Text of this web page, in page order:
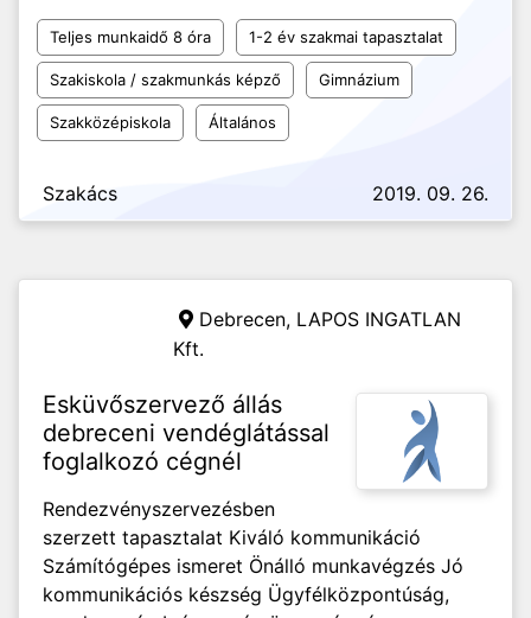
Teljes munkaidő 8 óra 1-2 év szakmai tapasztalat
Szakiskola / szakmunkás képző Gimnázium
Szakközépiskola Általános
Szakács 2019. 09. 26.
Debrecen, LAPOS INGATLAN
Kft.
Esküvőszervező állás
debreceni vendéglátással
foglalkozó cégnél
Rendezvényszervezésben
szerzett tapasztalat Kiváló kommunikáció
Számítógépes ismeret Önálló munkavégzés Jó
kommunikációs készség Ügyfélközpontúság,